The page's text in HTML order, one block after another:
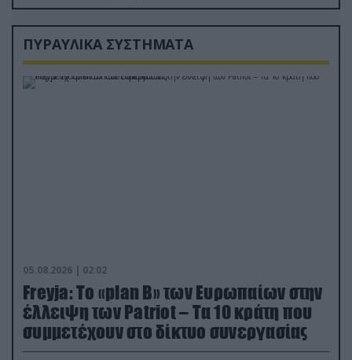
ΠΥΡΑΥΛΙΚΑ ΣΥΣΤΗΜΑΤΑ
05.08.2026 | 02:02
Freyja: Το «plan Β» των Ευρωπαίων στην
έλλειψη των Patriot – Τα 10 κράτη που
συμμετέχουν στο δίκτυο συνεργασίας